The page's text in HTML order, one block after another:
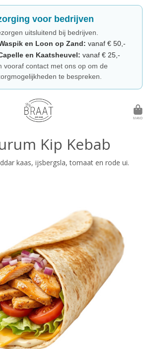
voor bedrijven
uitsluitend bij bedrijven.
en Loon op Zand: vanaf € 50,-
en Kaatsheuvel: vanaf € 25,-
vooraf contact met ons op om de
te bespreken.
MAND
Kip Kebab
kaas, ijsbergsla, tomaat en rode ui.